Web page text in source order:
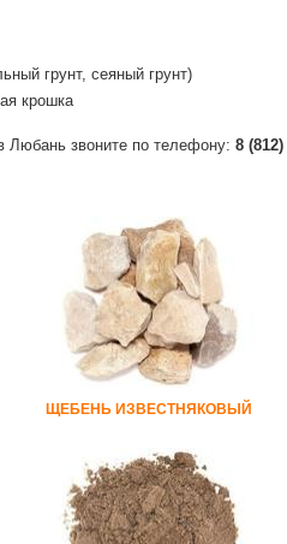
грунт, сеяный грунт)
крошка
Любань звоните по телефону: 8 (812)
ЩЕБЕНЬ ИЗВЕСТНЯКОВЫЙ